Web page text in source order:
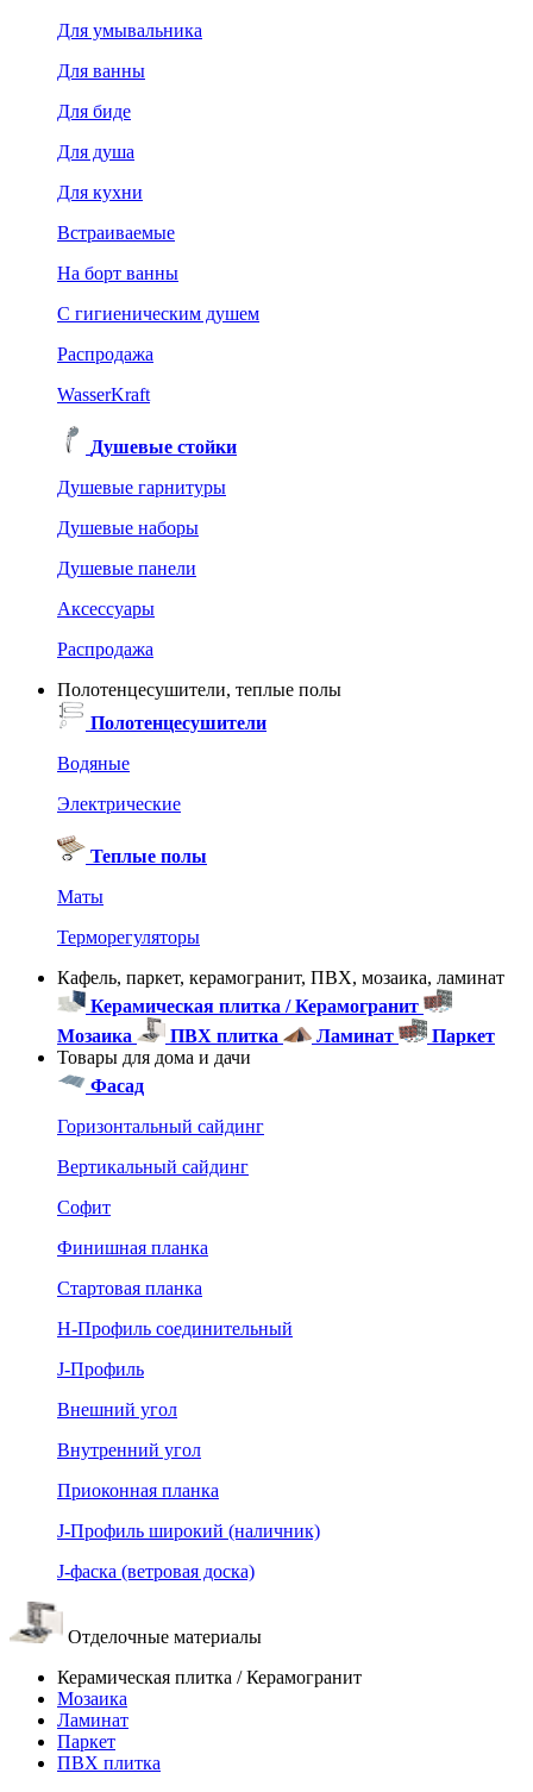
Для умывальника
Для ванны
Для биде
Для душа
Для кухни
Встраиваемые
На борт ванны
C гигиеническим душем
Распродажа
WasserKraft
Душевые стойки
Душевые гарнитуры
Душевые наборы
Душевые панели
Аксессуары
Распродажа
Полотенцесушители, теплые полы
Полотенцесушители
Водяные
Электрические
Теплые полы
Маты
Терморегуляторы
Кафель, паркет, керамогранит, ПВХ, мозаика, ламинат
Керамическая плитка / Керамогранит
Мозаика
ПВХ плитка Ламинат
Паркет
Товары для дома и дачи
Фасад
Горизонтальный сайдинг
Вертикальный сайдинг
Софит
Финишная планка
Стартовая планка
Н-Профиль соединительный
J-Профиль
Внешний угол
Внутренний угол
Приоконная планка
J-Профиль широкий (наличник)
J-фаска (ветровая доска)
Отделочные материалы
Керамическая плитка / Керамогранит
Мозаика
Ламинат
Паркет
ПВХ плитка